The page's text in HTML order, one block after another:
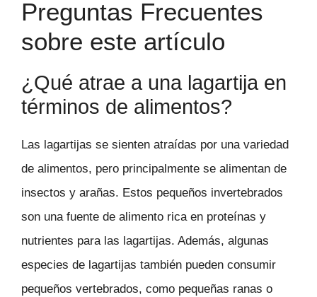
Preguntas Frecuentes
sobre este artículo
¿Qué atrae a una lagartija en
términos de alimentos?
Las lagartijas se sienten atraídas por una variedad
de alimentos, pero principalmente se alimentan de
insectos y arañas. Estos pequeños invertebrados
son una fuente de alimento rica en proteínas y
nutrientes para las lagartijas. Además, algunas
especies de lagartijas también pueden consumir
pequeños vertebrados, como pequeñas ranas o